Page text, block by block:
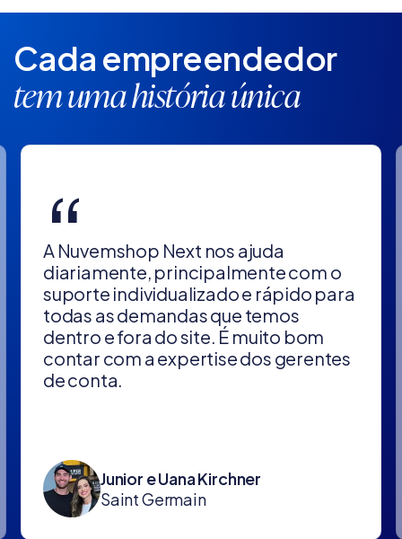
Cada empreendedor
tem uma história única
“
A Nuvemshop Next nos ajuda
diariamente, principalmente com o
suporte individualizado e rápido para
todas as demandas que temos
dentro e fora do site. É muito bom
contar com a expertise dos gerentes
de conta.
Junior e Uana Kirchner
Saint Germain